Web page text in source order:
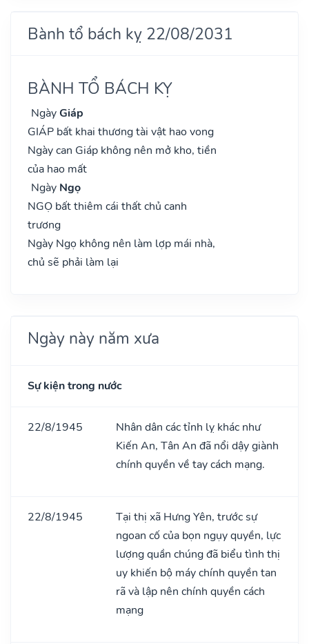
Bành tổ bách kỵ 22/08/2031
BÀNH TỔ BÁCH KỴ
NgàyGiáp
GIÁP bất khai thương tài vật hao vong
Ngày can Giáp không nên mở kho, tiền
của hao mất
Ngày Ngọ
NGỌ bất thiêm cái thất chủ canh
trương
Ngày Ngọ không nên làm lợp mái nhà,
chủ sẽ phải làm lại
Ngày này năm xưa
Sự kiện trong nước
22/8/1945
Nhân dân các tỉnh lỵ khác như
Kiến An, Tân An đã nổi dậy giành
chính quyền về tay cách mạng.
22/8/1945
Tại thị xã Hưng Yên, trước sự
ngoan cố của bọn ngụy quyền, lực
lượng quần chúng đã biểu tình thị
uy khiến bộ máy chính quyền tan
rã và lập nên chính quyền cách
mạng